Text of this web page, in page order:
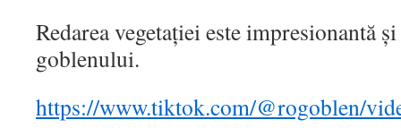
Redarea vegetației este impresionantă
goblenului.
https://www.tiktok.com/@rogoblen/